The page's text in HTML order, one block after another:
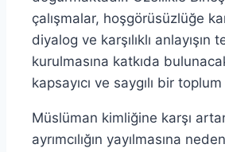
çalışmalar, hoşgörüsüzlüğe
diyalog ve karşılıklı
kurulmasına katkıda
kapsayıcı ve saygılı bir
Müslüman kimliğine karşı
ayrımcılığın yayılmasına